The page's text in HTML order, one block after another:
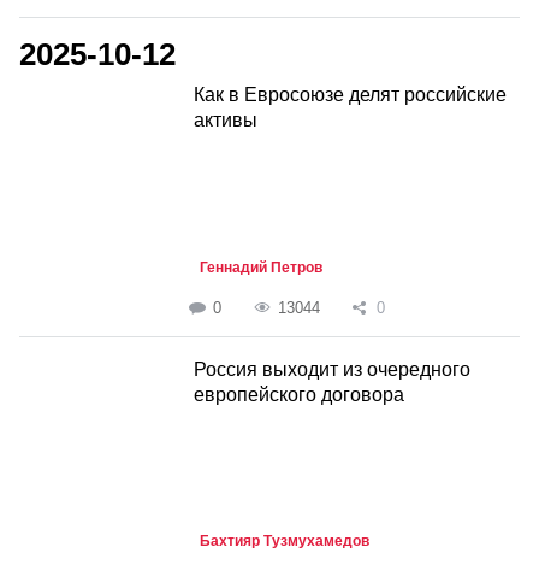
2025-10-12
Как в Евросоюзе делят российские
активы
Геннадий Петров
0 13044 0
Россия выходит из очередного
европейского договора
Бахтияр Тузмухамедов